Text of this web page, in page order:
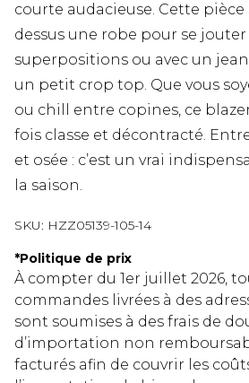
courte audacieuse. Cette
dessus une robe pour se jouter
superpositions ou avec un
un petit crop top. Que vous
ou chill entre copines, ce
fois classe et décontracté.
et osée : c’est un vrai
la saison.
SKU: HZZ05139-105-14
*Politique de prix
À compter du 1er juillet 2026,
commandes livrées à des
sont soumises à des frais de
d’importation non
facturés afin de couvrir les